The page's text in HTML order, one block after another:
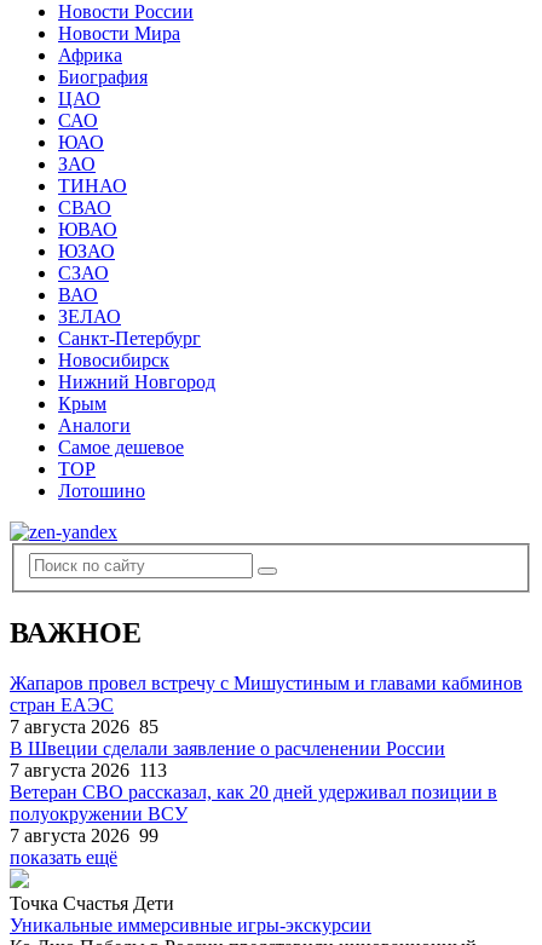
Новости России
Новости Мира
Африка
Биография
ЦАО
САО
ЮАО
ЗАО
ТИНАО
СВАО
ЮВАО
ЮЗАО
СЗАО
ВАО
ЗЕЛАО
Санкт-Петербург
Новосибирск
Нижний Новгород
Крым
Аналоги
Самое дешевое
TOP
Лотошино
ВАЖНОЕ
Жапаров провел встречу с Мишустиным и главами кабминов
стран ЕАЭС
7 августа 2026 85
В Швеции сделали заявление о расчленении России
7 августа 2026 113
Ветеран СВО рассказал, как 20 дней удерживал позиции в
полуокружении ВСУ
7 августа 2026 99
показать ещё
Точка Счастья Дети
Уникальные иммерсивные игры-экскурсии